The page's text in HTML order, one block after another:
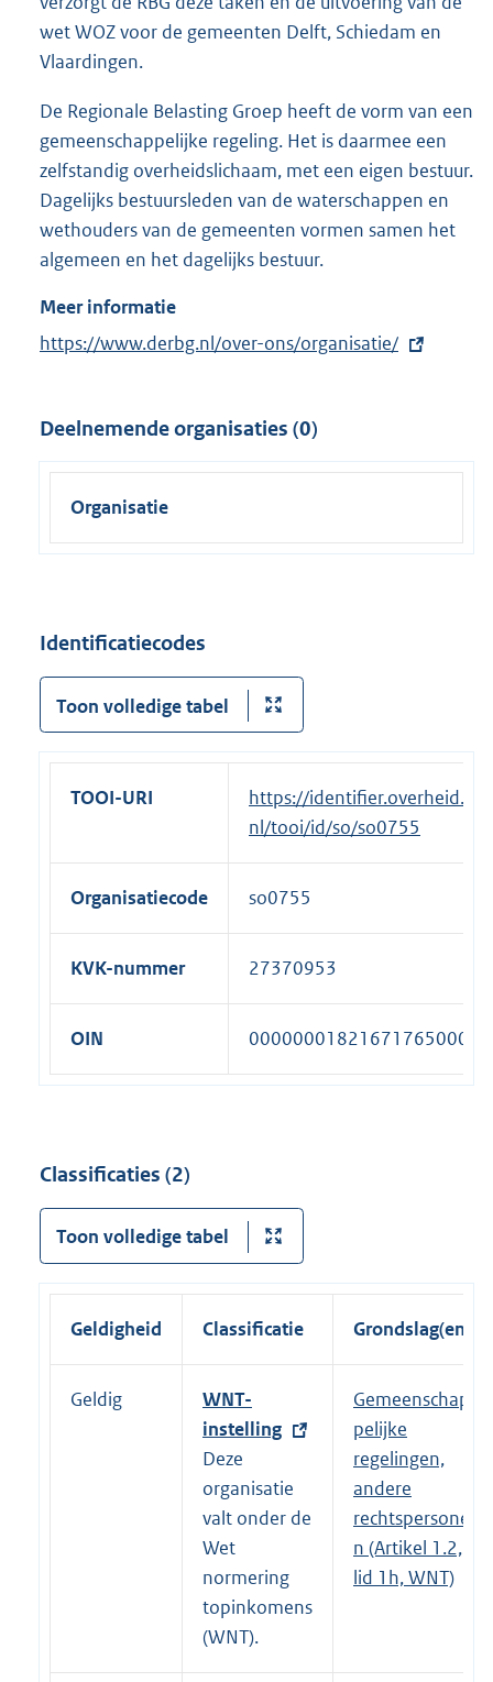
wet WOZ voor de gemeenten Delft, Schiedam en
Vlaardingen.
De Regionale Belasting Groep heeft de vorm van een
gemeenschappelijke regeling. Het is daarmee een
zelfstandig overheidslichaam, met een eigen bestuur.
Dagelijks bestuursleden van de waterschappen en
wethouders van de gemeenten vormen samen het
algemeen en het dagelijks bestuur.
Meer informatie
E
e
r
l
k
https://www.derbg.nl/over-ons/organisatie/
Deelnemende organisaties (0)
Organisatie
Identificatiecodes
Toon volledige tabel
TOOI-URI
https://identifier.overheid.
nl/tooi/id/so/so0755
Organisatiecode so0755
KVK-nummer 27370953
OIN 00000001821671765000
Classificaties (2)
Toon volledige tabel
Geldigheid Classificatie Grondslag(en)
Geldig
E
x
t
e
r
n
e
l
i
n
WNT-
instelling
Deze
organisatie
valt onder de
Wet
normering
topinkomens
(WNT).
Gemeenschap
pelijke
regelingen,
andere
rechtspersone
n (Artikel 1.2,
lid 1h, WNT)